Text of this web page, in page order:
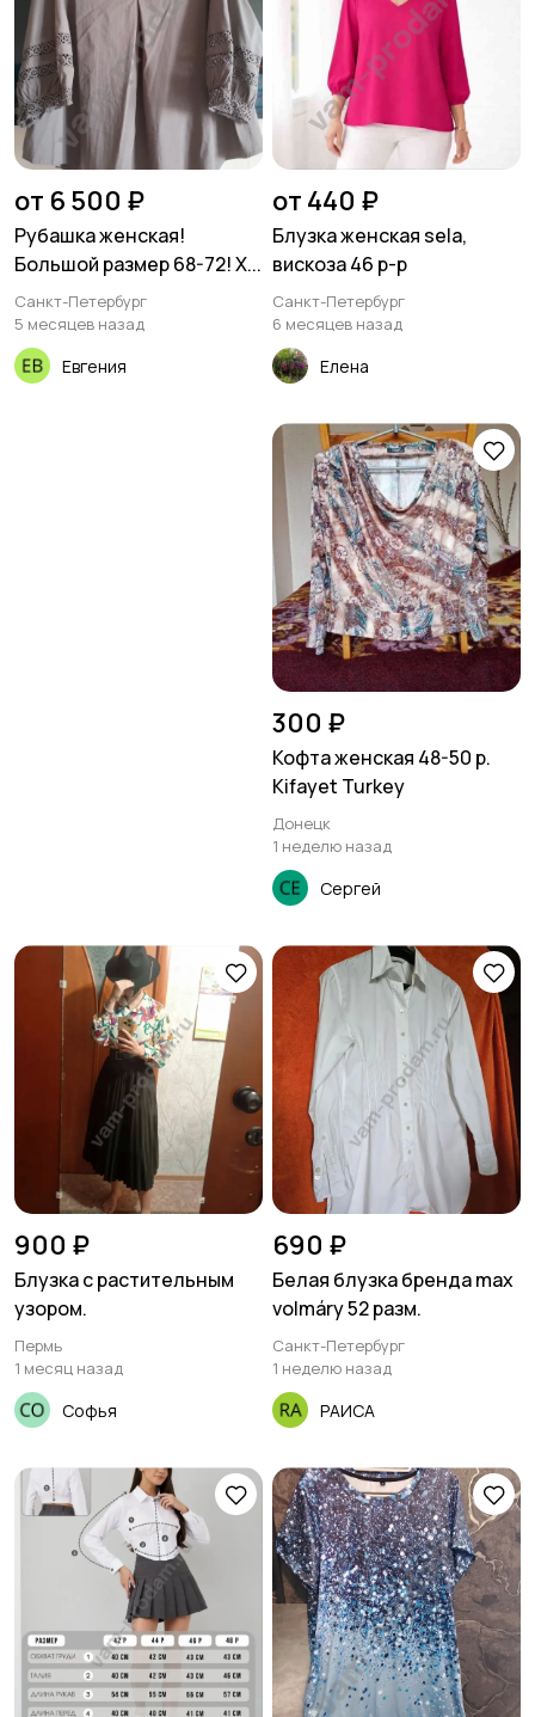
от 6 500 ₽
Рубашка женская!
Большой размер 68-72! Х...
Санкт-Петербург
5 месяцев назад
Евгения
от 440 ₽
Блузка женская sela,
вискоза 46 р-р
Санкт-Петербург
6 месяцев назад
Елена
300 ₽
Кофта женская 48-50 р.
Kifayet Turkey
Донецк
1 неделю назад
Сергей
900 ₽
Блузка с растительным
узором.
Пермь
1 месяц назад
Софья
690 ₽
Белая блузка бренда max
volmáry 52 разм.
Санкт-Петербург
1 неделю назад
РАИСА